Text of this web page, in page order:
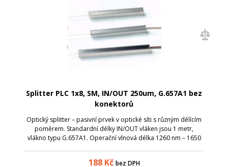
Splitter PLC 1x8, SM, IN/OUT 250um, G.657A1 bez
konektorů
Optický splitter – pasivní prvek v optické síti s různým dělícím
poměrem. Standardní délky IN/OUT vláken jsou 1 metr,
vlákno typu G.657A1. Operační vlnová délka 1260 nm – 1650
188Kč bez DPH